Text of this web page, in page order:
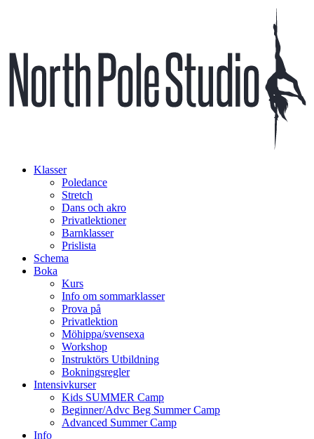
Klasser
Poledance
Stretch
Dans och akro
Privatlektioner
Barnklasser
Prislista
Schema
Boka
Kurs
Info om sommarklasser
Prova på
Privatlektion
Möhippa/svensexa
Workshop
Instruktörs Utbildning
Bokningsregler
Intensivkurser
Kids SUMMER Camp
Beginner/Advc Beg Summer Camp
Advanced Summer Camp
Info